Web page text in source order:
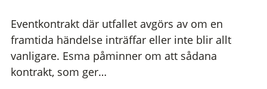
Eventkontrakt där utfallet avgörs av om en
framtida händelse inträffar eller inte blir allt
vanligare. Esma påminner om att sådana
kontrakt, som ger…